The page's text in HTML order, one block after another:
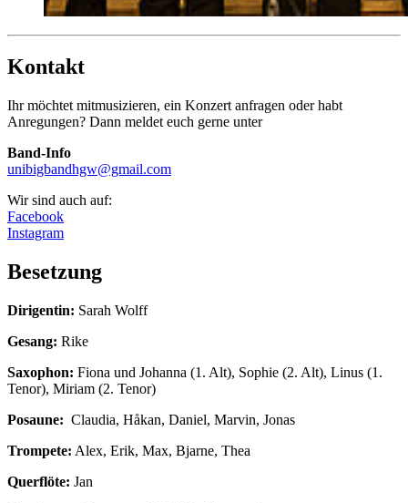
Kontakt
Ihr möchtet mitmusizieren, ein Konzert anfragen oder habt
Anregungen? Dann meldet euch gerne unter
Band-Info
unibigbandhgw@gmail.com
Wir sind auch auf:
Facebook
Instagram
Besetzung
Dirigentin: Sarah Wolff
Gesang: Rike
Saxophon: Fiona und Johanna (1. Alt), Sophie (2. Alt), Linus (1.
Tenor), Miriam (2. Tenor)
Posaune: Claudia, Håkan, Daniel, Marvin, Jonas
Trompete: Alex, Erik, Max, Bjarne, Thea
Querflöte: Jan